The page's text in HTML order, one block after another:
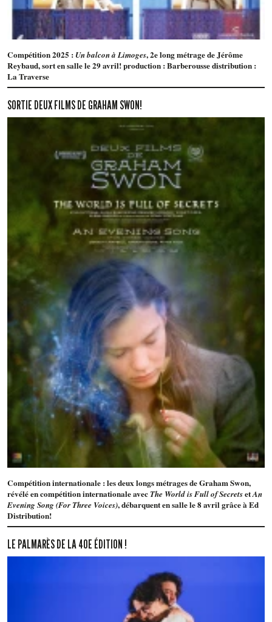
Compétition 2025 : Un balcon à Limoges, 2e long métrage de Jérôme
Reybaud, sort en salle le 29 avril! production : Barberousse distribution :
La Traverse
SORTIE DEUX FILMS DE GRAHAM SWON!
Compétition internationale : les deux longs métrages de Graham Swon,
révélé en compétition internationale avecThe World is Full of SecretsetAn
Evening Song (For Three Voices), débarquent en salle le 8 avril grâce à Ed
Distribution!
LE PALMARÈS DE LA 40E ÉDITION !